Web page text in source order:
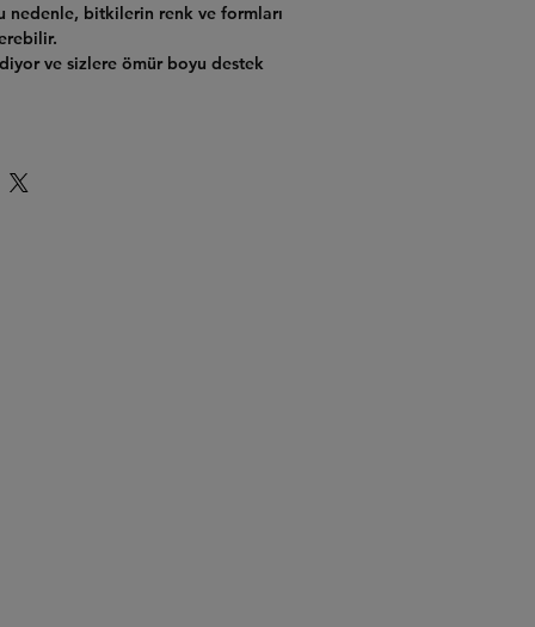
nedenle, bitkilerin renk ve formları
ve sizlere ömür boyu destek